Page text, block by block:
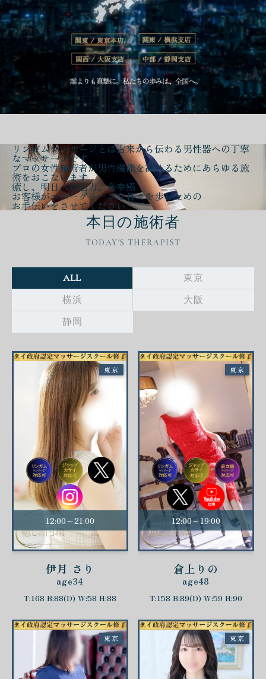
リンガムマッサージとは古来から伝わる男性器への丁寧
なマッサージです
プロの女性施術者が男性機能を高める ためにあらゆる施
術をおこないます
癒し、明日への活力、多幸感
お客様がエバーグリーンな日々を歩むための
お手伝いをさせてください
本日の施術者
TODAY'S THERAPIST
ALL
東京
横浜
大阪
静岡
12:00～21:00
伊月 さり
age34
T:168 B:88(D) W:58 H:88
東京
12:00～19:00
倉上りの
age48
T:158 B:89(D) W:59 H:90
東京
東京 東京